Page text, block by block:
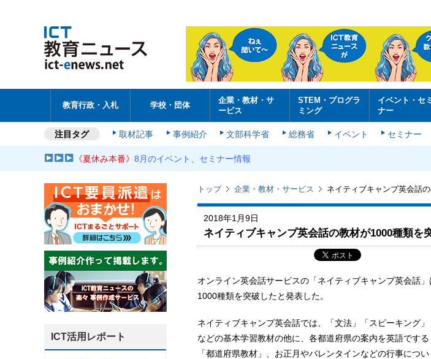
教育行政・入札 学校・団体
企業・教材・サ
ービス
STEM・プログラ
ミング
イベント・セミ
ナー
注目タグ 取材記事 事例紹介 文部科学省 総務省 イベント セミナー
《夏休み本番》8月のイベント、セミナー情報
トップ 企業・教材・サービス ネイティブキャンプ英会話
2018年1月9日
ネイティブキャンプ英会話の教材が1000種類を
オンライン英会話サービスの「ネイティブキャンプ英会話
1000種類を突破したと発表した。
ネイティブキャンプ英会話では、「文法」「スピーキング」
などの基本学習教材の他に、各都道府県の案内を英語でする
「都道府県教材」、お正月やバレンタインなどの行事につい
ICT活用レポート